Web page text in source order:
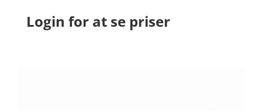
Login for at se priser